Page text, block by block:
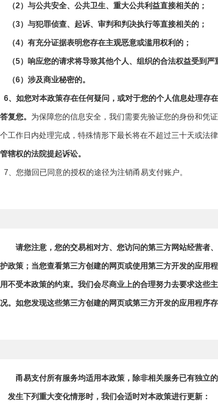
（2）与公共安全、公共卫生、重大公共利益直接相关的；
（3）与犯罪侦查、起诉、审判和判决执行等直接相关的；
（4）有充分证据表明您存在主观恶意或滥用权利的；
（5）响应您的请求将导致其他个人、组织的合法权益受到严
（6）涉及商业秘密的。
6、如您对本政策存在任何疑问，或对于您的个人信息处理存
答复您。 为保障您的信息安全，我们需要先验证您的身份和凭
个工作日内处理完成，特殊情形下最长将在不超过三十天或法
管辖权的法院提起诉讼。
7、您撤回已同意的授权的途径为注销甬易支付账户。
请您注意，您的交易相对方、您访问的第三方网站经营者
护政策；当您查看第三方创建的网页或使用第三方开发的应
用不受本政策的约束。我们会尽商业上的合理努力去要求这些
况。如您发现这些第三方创建的网页或第三方开发的应用程序
甬易支付所有服务均适用本政策，除非相关服务已有独立
发生下列重大变化情形时，我们会适时对本政策进行更新：